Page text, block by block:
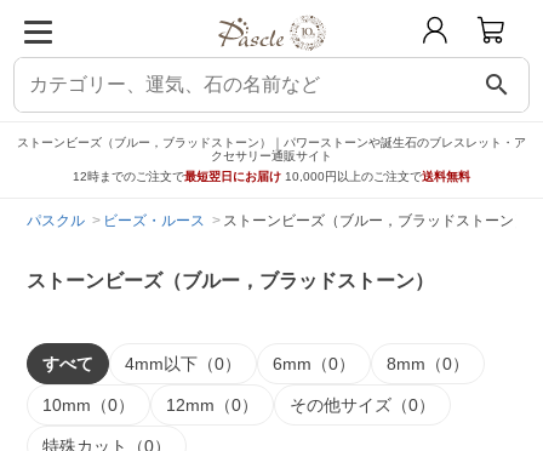
search
ストーンビーズ（ブルー，ブラッドストーン）｜パワーストーンや誕生石のブレスレット・ア
クセサリー通販サイト
12時までのご注文で最短翌日にお届け 10,000円以上のご注文で送料無料
パスクル ビーズ・ルース ストーンビーズ（ブルー，ブラッドストーン）
ストーンビーズ（ブルー，ブラッドストーン）
すべて 4mm以下（0） 6mm（0） 8mm（0）
10mm（0） 12mm（0） その他サイズ（0）
特殊カット（0）